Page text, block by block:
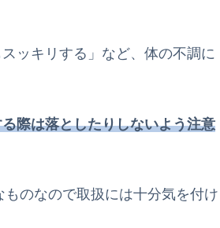
ッキリする」など、体の不調に
際は落としたりしないよう注意
のなので取扱には十分気を付け